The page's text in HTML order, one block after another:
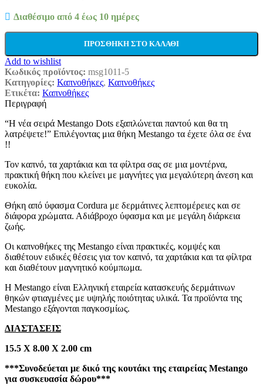
Διαθέσιμο από 4 έως 10 ημέρες
ΠΡΟΣΘΉΚΗ ΣΤΟ ΚΑΛΆΘΙ
Add to wishlist
Κωδικός προϊόντος: msg1011-5
Κατηγορίες: Καπνοθήκες, Καπνοθήκες
Ετικέτα: Καπνοθήκες
Περιγραφή
“Η νέα σειρά Mestango Dots εξαπλώνεται παντού και θα τη
λατρέψετε!” Επιλέγοντας μια θήκη Mestango τα έχετε όλα σε ένα
!!
Τον καπνό, τα χαρτάκια και τα φίλτρα σας σε μια μοντέρνα,
πρακτική θήκη που κλείνει με μαγνήτες για μεγαλύτερη άνεση και
ευκολία.
Θήκη από ύφασμα Cordura με δερμάτινες λεπτομέρειες και σε
διάφορα χρώματα. Αδιάβροχο ύφασμα και με μεγάλη διάρκεια
ζωής.
Οι καπνοθήκες της Mestango είναι πρακτικές, κομψές και
διαθέτουν ειδικές θέσεις για τον καπνό, τα χαρτάκια και τα φίλτρα
και διαθέτουν μαγνητικό κούμπωμα.
Η Mestango είναι Ελληνική εταιρεία κατασκευής δερμάτινων
θηκών φτιαγμένες με υψηλής ποιότητας υλικά. Τα προϊόντα της
Mestango εξάγονται παγκοσμίως.
ΔΙΑΣΤΑΣΕΙΣ
15.5 Χ 8.00 Χ 2.00 cm
***Συνοδεύεται με δικό της κουτάκι της εταιρείας Mestango
για συσκευασία δώρου***